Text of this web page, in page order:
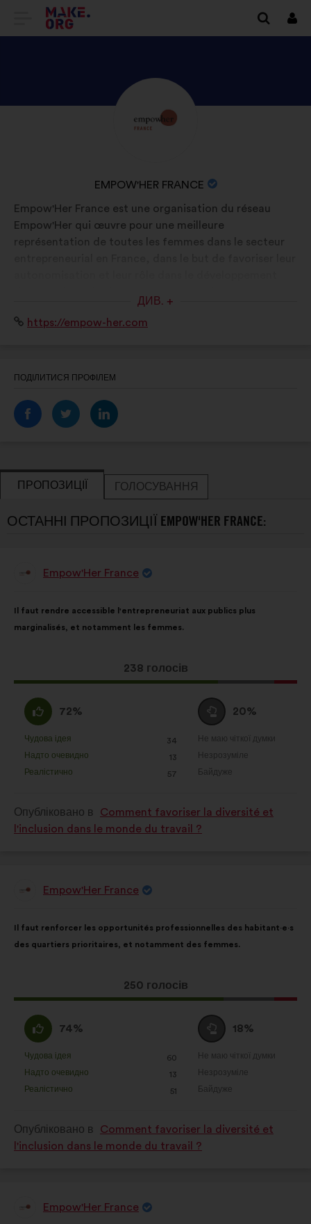
ПЕРЕЙТИ
ГОЛОВНУ
СТОРІНКУ
MAKE.ORGПЕРЕГЛЯНУТИ
FRANCE
НАЗВА
EMPOW'HER FRANCE
Біографія:
Empow'Her France est une organisation du réseau
Empow'Her qui œuvre pour une meilleure
représentation de toutes les femmes dans le secteur
ДИВ. +
Вебсайт:
https://empow-her.com
ПОДІЛИТИСЯ ПРОФІЛЕМ
ПРОПОЗИЦІЇ ГОЛОСУВАННЯ
ОСТАННІ ПРОПОЗИЦІЇ EMPOW'HER FRANCE:
ПропозиціяEmpow'Her France
пропозиції:
Il faut rendre accessible l'entrepreneuriat aux publics plus
marginalisés, et notamment les femmes.
Ця
пропозиція
238 голосів
розподілом:
За
:
72%
Чудова ідея
: 34
разів
Надто очевидно
: 13
разів
Реалістично
: 57
разів
Утримуюся
:
20%
Не маю чіткої думки
:разів
Незрозуміле
:разів
Байдуже
:разів
Опубліковано в
Comment favoriser la diversité et
l'inclusion dans le monde du travail ?
ПропозиціяEmpow'Her France
пропозиції:
Il faut renforcer les opportunités professionnelles des habitant·e·s
des quartiers prioritaires, et notamment des femmes.
Ця
пропозиція
250 голосів
розподілом:
За
:
74%
Чудова ідея
: 60
разів
Надто очевидно
: 13
разів
Реалістично
: 51
разів
Утримуюся
:
18%
Не маю чіткої думки
:разів
Незрозуміле
:разів
Байдуже
:разів
Опубліковано в
Comment favoriser la diversité et
l'inclusion dans le monde du travail ?
ПропозиціяEmpow'Her France